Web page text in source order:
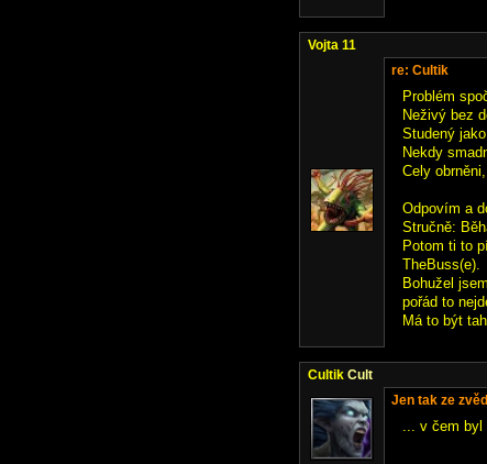
Vojta 11
re: Cultik
Problém
Neživý bez
Studený
Nekdy
Cely
Odpovím a
Stručně:
Potom ti to
TheBuss(e).
Bohužel
pořád to
Má to být
Cultik Cult
Jen tak ze
... v čem byl